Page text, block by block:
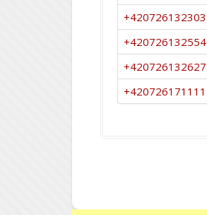
+420726132303
+420726132554
+420726132627
+420726171111